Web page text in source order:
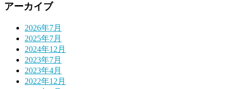
アーカイブ
2026年7月
2025年7月
2024年12月
2023年7月
2023年4月
2022年12月